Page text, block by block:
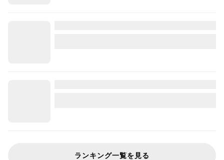
ランキング一覧を見る